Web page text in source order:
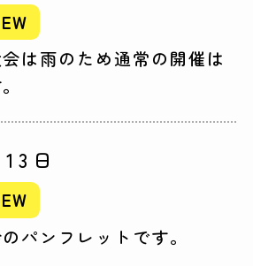
は雨のため通常の開催は
日
パンフレットです。